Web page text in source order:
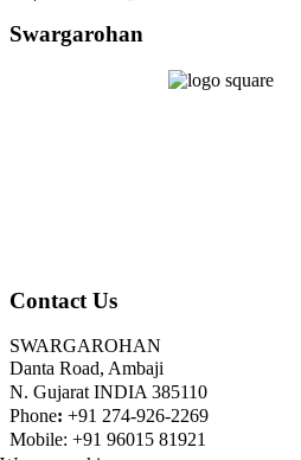
Swargarohan
Contact Us
SWARGAROHAN
Danta Road, Ambaji
N. Gujarat INDIA 385110
Phone: +91 274-926-2269
Mobile: +91 96015 81921